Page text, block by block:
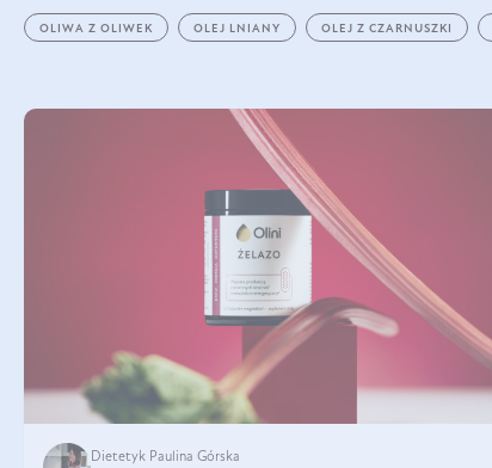
OLIWA Z OLIWEK OLEJ LNIANY OLEJ Z CZARNUSZKI
Dietetyk Paulina Górska